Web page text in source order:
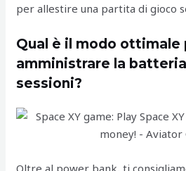
per allestire una partita di gioco
Qual è il modo ottimale
amministrare la
sessioni?
Oltre al power bank, ti